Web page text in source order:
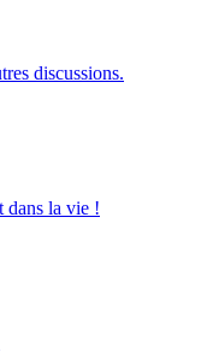
discussions.
dans la vie !